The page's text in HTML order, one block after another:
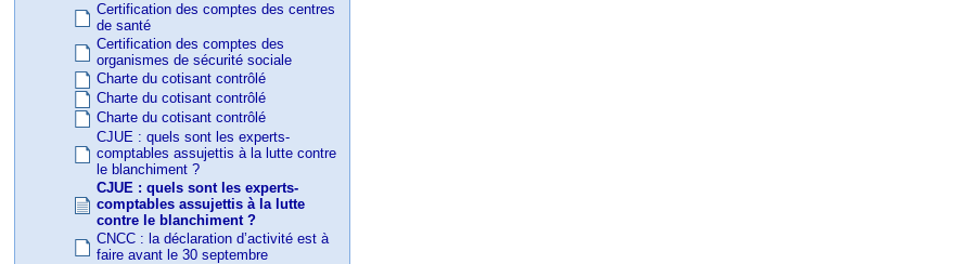
Certification des comptes des centres
de santé
Certification des comptes des
organismes de sécurité sociale
Charte du cotisant contrôlé
Charte du cotisant contrôlé
Charte du cotisant contrôlé
CJUE : quels sont les experts-
comptables assujettis à la lutte contre
le blanchiment ?
CJUE : quels sont les experts-
comptables assujettis à la lutte
contre le blanchiment ?
CNCC : la déclaration d’activité est à
faire avant le 30 septembre